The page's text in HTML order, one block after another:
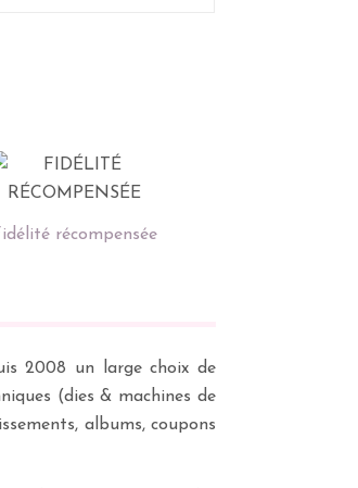
récompensée
2008 un large choix de
(dies & machines de
albums, coupons